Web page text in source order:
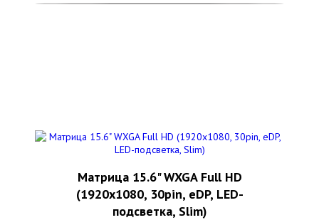
Матрица 15.6" WXGA Full HD
(1920x1080, 30pin, eDP, LED-
подсветка, Slim)